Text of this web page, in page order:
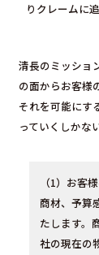
りクレームに
清長のミッショ
の面からお客様
それを可能にす
っていくしかな
（1）お客
商材、予算
たします。
社の現在の